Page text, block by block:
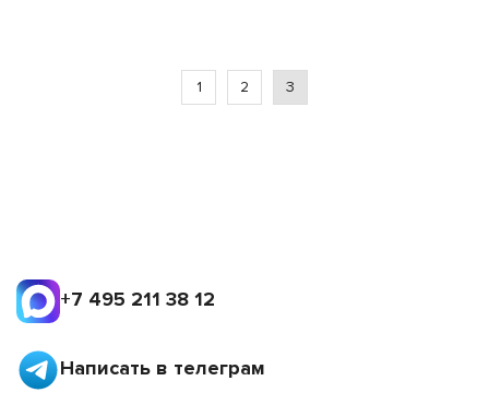
1 2 3
+7 495 211 38 12
Написать в телеграм